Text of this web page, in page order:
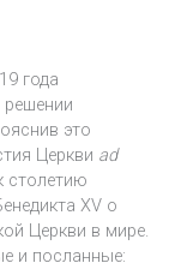
года
это
Церкви ad
столетию
XV о
Церкви в мире.
и посланные: